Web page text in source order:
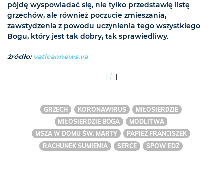
pójdę wyspowiadać się, nie tylko przedstawię listę
grzechów, ale również poczucie zmieszania,
zawstydzenia z powodu uczynienia tego wszystkiego
Bogu, który jest tak dobry, tak sprawiedliwy.
źródło: vaticannews.va
1 / 1
GRZECH KORONAWIRUS
MIŁOSIERDZIE
MIŁOSIERDZIE BOGA
MODLITWA
MSZA W DOMU ŚW. MARTY
PAPIEŻ FRANCISZEK
RACHUNEK SUMIENIA
SERCE SPOWIEDŹ